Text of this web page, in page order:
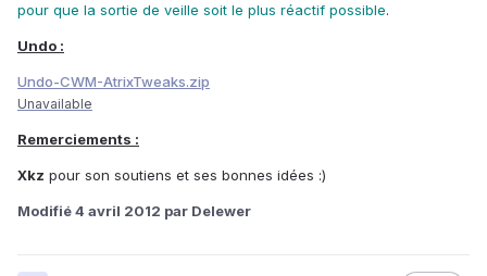
pour que la sortie de veille soit le plus réactif possible.
Undo :
Undo-CWM-AtrixTweaks.zip
Unavailable
Remerciements :
Xkz pour son soutiens et ses bonnes idées :)
Modifié4 avril 2012 par Delewer